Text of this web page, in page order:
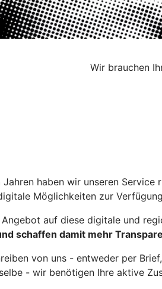
Wir brauchen
Jahren haben wir unseren
Möglichkeiten zur
auf diese digitale und
schaffen damit mehr
von uns - entweder per
- wir benötigen Ihre aktive